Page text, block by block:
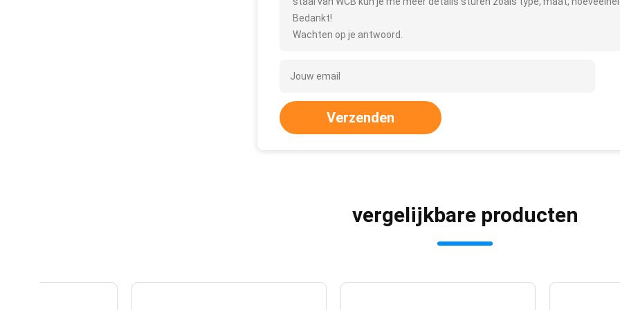
Bedankt!
Wachten op je antwoord.
Verzenden
vergelijkbare producten